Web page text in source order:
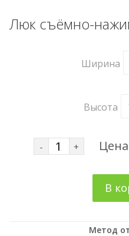
Люк съёмно-
Ширина
Высота
- +
В
Метод